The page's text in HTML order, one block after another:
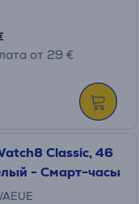
от 29 €
Classic, 46
- Смарт-часы